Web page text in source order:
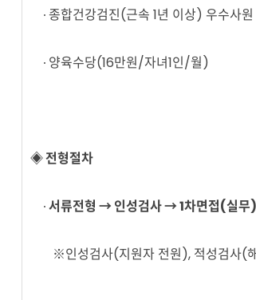
∙ 종합건강검진(근속 1년 이상) 우수사
∙ 양육수당(16만원/자녀1인/월)
​◈ 전형절차​
∙서류전형 → 인성검사 → 1차면접(실
※인성검사(지원자 전원), 적성검사(